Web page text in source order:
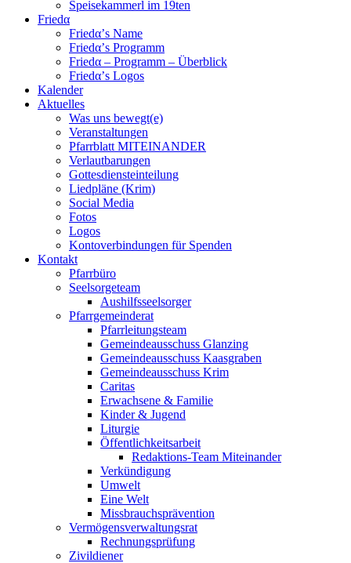
Speisekammerl im 19ten
Friedα
Friedα’s Name
Friedα’s Programm
Friedα – Programm – Überblick
Friedα’s Logos
Kalender
Aktuelles
Was uns bewegt(e)
Veranstaltungen
Pfarrblatt MITEINANDER
Verlautbarungen
Gottesdiensteinteilung
Liedpläne (Krim)
Social Media
Fotos
Logos
Kontoverbindungen für Spenden
Kontakt
Pfarrbüro
Seelsorgeteam
Aushilfsseelsorger
Pfarrgemeinderat
Pfarrleitungsteam
Gemeindeausschuss Glanzing
Gemeindeausschuss Kaasgraben
Gemeindeausschuss Krim
Caritas
Erwachsene & Familie
Kinder & Jugend
Liturgie
Öffentlichkeitsarbeit
Redaktions-Team Miteinander
Verkündigung
Umwelt
Eine Welt
Missbrauchsprävention
Vermögensverwaltungsrat
Rechnungsprüfung
Zivildiener